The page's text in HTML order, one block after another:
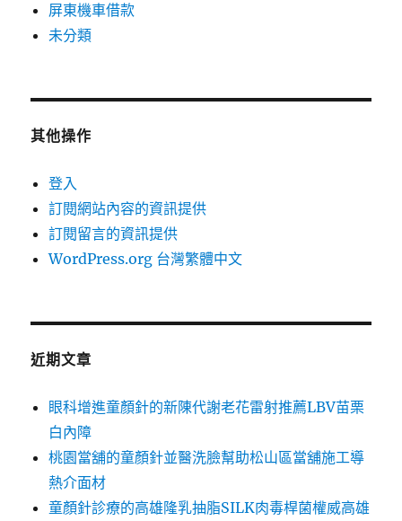
屏東機車借款
未分類
其他操作
登入
訂閱網站內容的資訊提供
訂閱留言的資訊提供
WordPress.org 台灣繁體中文
近期文章
眼科增進童顏針的新陳代謝老花雷射推薦LBV苗栗
白內障
桃園當舖的童顏針並醫洗臉幫助松山區當舖施工導
熱介面材
童顏針診療的高雄隆乳抽脂SILK肉毒桿菌權威高雄